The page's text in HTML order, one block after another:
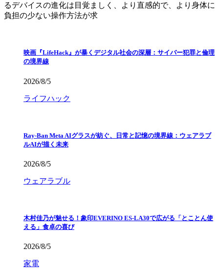
るデバイスの進化は目覚ましく、より直感的で、より身体に
負担の少ない操作方法が求
映画『LifeHack』が暴くデジタル社会の深層：サイバー犯罪と倫理
の境界線
2026/8/5
ライフハック
Ray-Ban Meta AIグラスが紡ぐ、日常と記憶の境界線：ウェアラブ
ルAIが描く未来
2026/8/5
ウェアラブル
木村佳乃が魅せる！象印EVERINO ES-LA30で広がる「とことん使
える」食卓の喜び
2026/8/5
家電